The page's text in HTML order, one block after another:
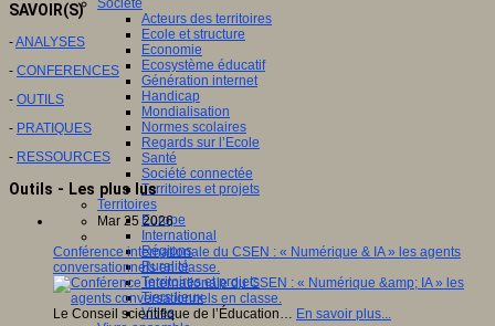
Société
Acteurs des territoires
Ecole et structure
Economie
Ecosystème éducatif
Génération internet
Handicap
Mondialisation
Normes scolaires
Regards sur l’Ecole
Santé
Société connectée
Territoires et projets
Territoires
Europe
International
Régions
Ruralité
Territoires et projets
Tiers lieux
Villes
SAVOIR(S)
-ANALYSES
- CONFERENCES
- OUTILS
- PRATIQUES
- RESSOURCES
Outils - Les plus lus
Mar 25 2026
Conférence internationale du CSEN : « Numérique & IA » les agents
conversationnels en classe.
Le Conseil scientifique de l’Éducation… En savoir plus...